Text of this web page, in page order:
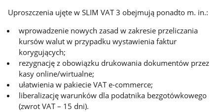
Uproszczenia ujęte w SLIM VAT 3 obejmują ponadto m. in.:
wprowadzenie nowych zasad w zakresie przeliczania
kursów walut w przypadku wystawienia faktur
korygujących;
rezygnację z obowiązku drukowania dokumentów przez
kasy online/wirtualne;
ułatwienia w pakiecie VAT e-commerce;
liberalizację warunków dla podatnika bezgotówkowego
(zwrot VAT – 15 dni).